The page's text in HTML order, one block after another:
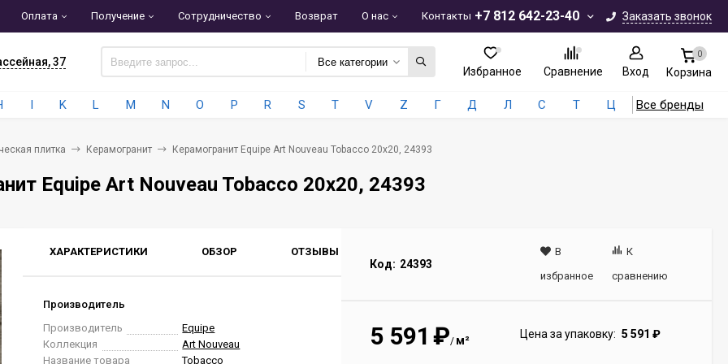
+7 812 642-23-40 Заказать звонок
Оплата Получение Сотрудничество Возврат О нас Контакты
37 Все категории
Избранное Сравнение Вход
0
Корзина
I K L M N O P R S T V Z Г Д Л С Т Ц Все бренды
плитка Керамогранит Керамогранит Equipe Art Nouveau Tobacco 20x20, 24393
Equipe Art Nouveau Tobacco 20x20, 24393
ХАРАКТЕРИСТИКИ ОБЗОР ОТЗЫВЫ
Производитель
Производитель
Equipe
Коллекция
Art Nouveau
Название товара
Tobacco
Код: 24393
В
избранное
К
сравнению
5 591 ₽/ м² Цена за упаковку: 5 591 ₽